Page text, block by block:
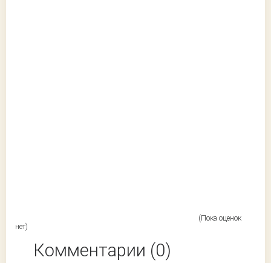
(Пока оценок
нет)
Комментарии (0)